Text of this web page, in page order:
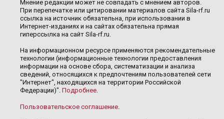
Мнение редакции может не совпадать с мнением авторов.
При перепечатке или цитировании материалов сайта Sila-rf.ru
ссылка на источник обязательна, при использовании в
Интернет-изданиях и на сайтах обязательна прямая
гиперссылка на сайт Sila-rf.ru.
На информационном ресурсе применяются рекомендательные
технологии (информационные технологии предоставления
информации на основе сбора, систематизации и анализа
сведений, относящихся к предпочтениям пользователей сети
"Интернет", находящихся на территории Российской
Федерации)". Подробнее.
Пользовательское соглашение.